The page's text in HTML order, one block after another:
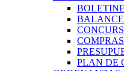
PLAN DE